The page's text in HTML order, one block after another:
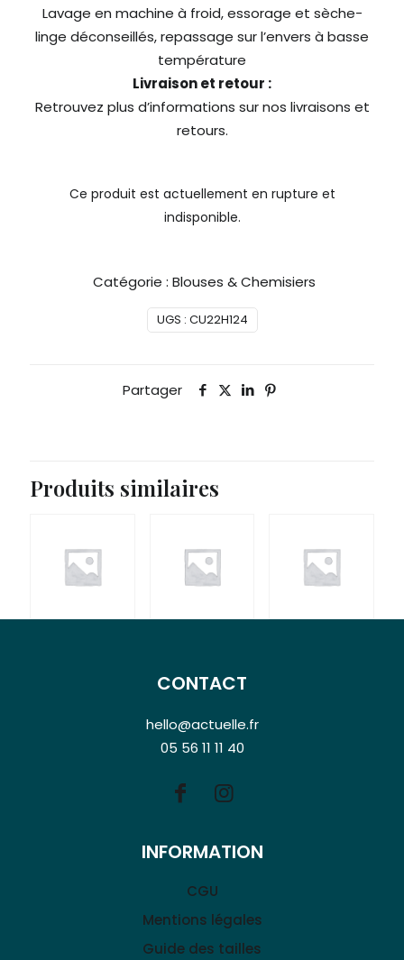
Lavage en machine à froid, essorage et sèche-
linge déconseillés, repassage sur l’envers à basse
température
Livraison et retour :
Retrouvez plus d’informations sur nos livraisons et
retours.
Ce produit est actuellement en rupture et
indisponible.
UGS : CU22H124
Catégorie : Blouses & Chemisiers
Partager
Produits similaires
CONTACT
hello@actuelle.fr
05 56 11 11 40
INFORMATION
CGU
Mentions légales
Guide des tailles